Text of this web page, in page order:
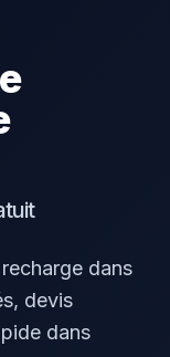
dans
devis
dans